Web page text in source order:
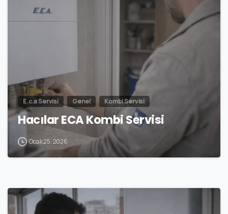
E.c.a Servisi Genel Kombi Servisi
Hacılar ECA Kombi Servisi
Ocak 25, 2026